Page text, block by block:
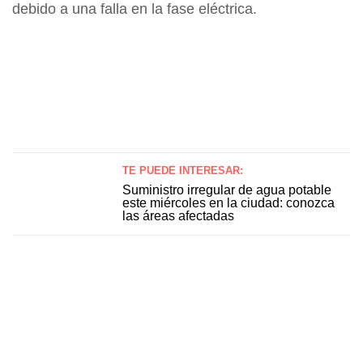
debido a una falla en la fase eléctrica.
TE PUEDE INTERESAR:
Suministro irregular de agua potable
este miércoles en la ciudad: conozca
las áreas afectadas